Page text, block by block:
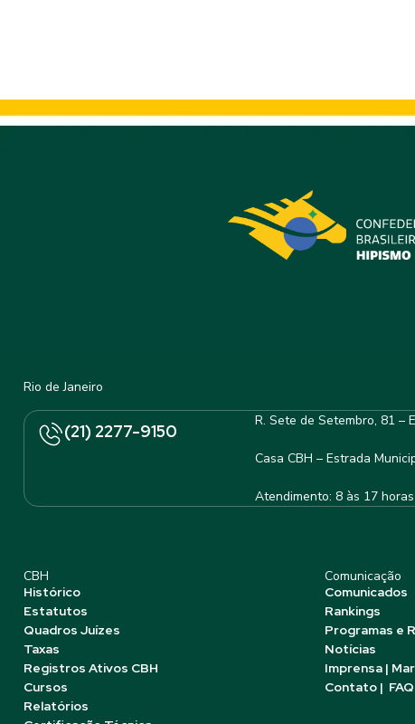
Rio de Janeiro
(21) 2277-9150
R. Sete de Setembro, 81 –
Casa CBH – Estrada
Atendimento: 8 às 17 horas
CBH
Histórico
Estatutos
Quadros Juízes
Taxas
Registros Ativos CBH
Cursos
Relatórios
Comunicação
Comunicados
Rankings
Programas e
Notícias
Imprensa |
Contato | FAQ